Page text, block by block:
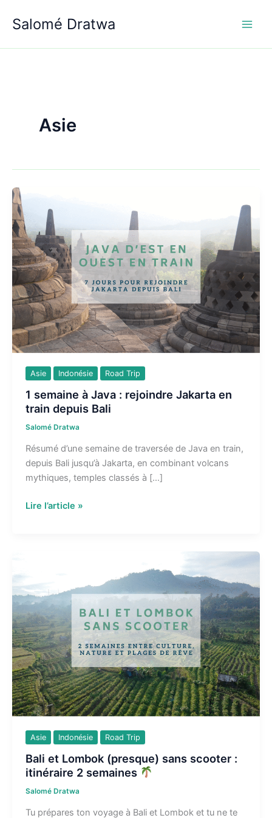
Salomé Dratwa
Asie
Asie Indonésie Road Trip
1 semaine à Java : rejoindre Jakarta en
train depuis Bali
Salomé Dratwa
Résumé d’une semaine de traversée de Java en train,
depuis Bali jusqu’à Jakarta, en combinant volcans
mythiques, temples classés à […]
1
Jakarta
en
train
depuis
Bali
Lire l’article »
Asie Indonésie Road Trip
Bali et Lombok (presque) sans scooter :
itinéraire 2 semaines
Salomé Dratwa
Tu prépares ton voyage à Bali et Lombok et tu ne te